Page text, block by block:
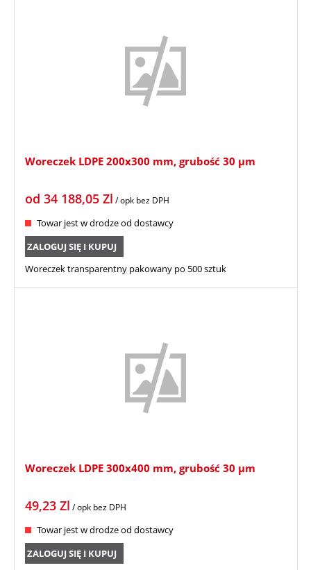
Woreczek LDPE 200x300 mm, grubość 30 µm
od 34 188,05 Zl / opk bez DPH
Towar jest w drodze od dostawcy
ZALOGUJ SIĘ I KUPUJ
Woreczek transparentny pakowany po 500 sztuk
Woreczek LDPE 300x400 mm, grubość 30 µm
49,23 Zl / opk bez DPH
Towar jest w drodze od dostawcy
ZALOGUJ SIĘ I KUPUJ